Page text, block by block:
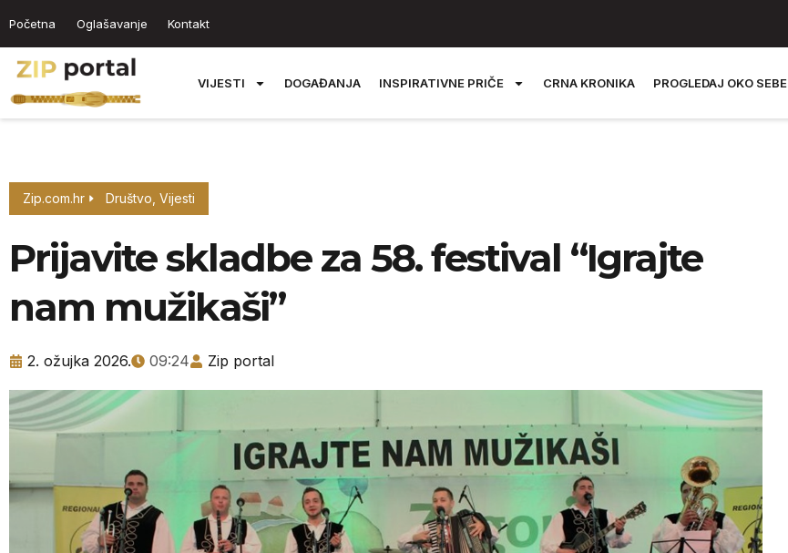
Početna Oglašavanje Kontakt
VIJESTI DOGAĐANJA INSPIRATIVNE PRIČE CRNA KRONIKA PROGLEDAJ OKO SEBE
Zip.com.hr Društvo Vijesti
Prijavite skladbe za 58. festival “Igrajte
nam mužikaši”
2. ožujka 2026. 09:24 Zip portal